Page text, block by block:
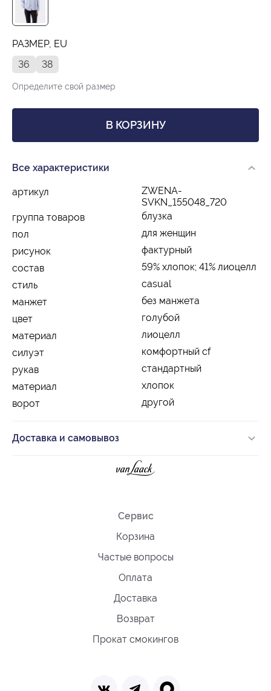
РАЗМЕР, EU
36
38
Определите свой размер
В КОРЗИНУ
Все характеристики
артикул
ZWENA-
SVKN_155048_720
группа товаров
блузка
пол
для женщин
рисунок
фактурный
состав
59% хлопок; 41% лиоцелл
стиль
casual
манжет
без манжета
цвет
голубой
материал
лиоцелл
силуэт
комфортный cf
рукав
стандартный
материал
хлопок
ворот
другой
Доставка и самовывоз
Сервис
Корзина
Частые вопросы
Оплата
Доставка
Возврат
Прокат смокингов